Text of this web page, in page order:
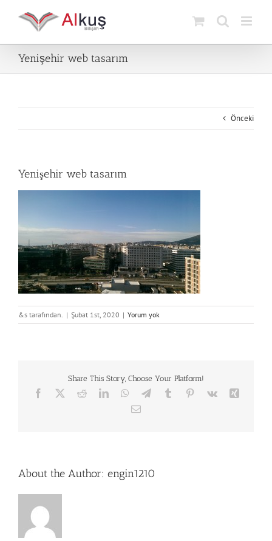
Yenişehir web tasarım
Önceki
Yenişehir web tasarım
&s tarafından. | Şubat 1st, 2020 | Yorum yok
Share This Story, Choose Your Platform!
Facebook RedditLinkedInWhatsApp
TelegramTumblr Pinterest
Vk
E-
About the Author: engin1210